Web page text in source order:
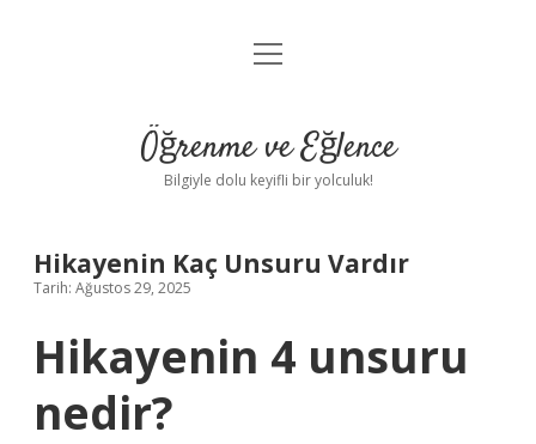
Anasayfa
Yasal Uyarı
menüyü
Öğrenme ve Eğlence
Bilgiyle dolu keyifli bir yolculuk!
Hikayenin Kaç Unsuru Vardır
Tarih: Ağustos 29, 2025
Hikayenin 4 unsuru
nedir?